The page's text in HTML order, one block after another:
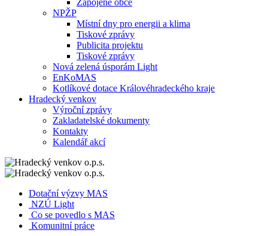
Zapojené obce
NPŽP
Místní dny pro energii a klima
Tiskové zprávy
Publicita projektu
Tiskové zprávy
Nová zelená úsporám Light
EnKoMAS
Kotlíkové dotace Královéhradeckého kraje
Hradecký venkov
Výroční zprávy
Zakladatelské dokumenty
Kontakty
Kalendář akcí
Dotační výzvy MAS
NZÚ Light
Co se povedlo s MAS
Komunitní práce